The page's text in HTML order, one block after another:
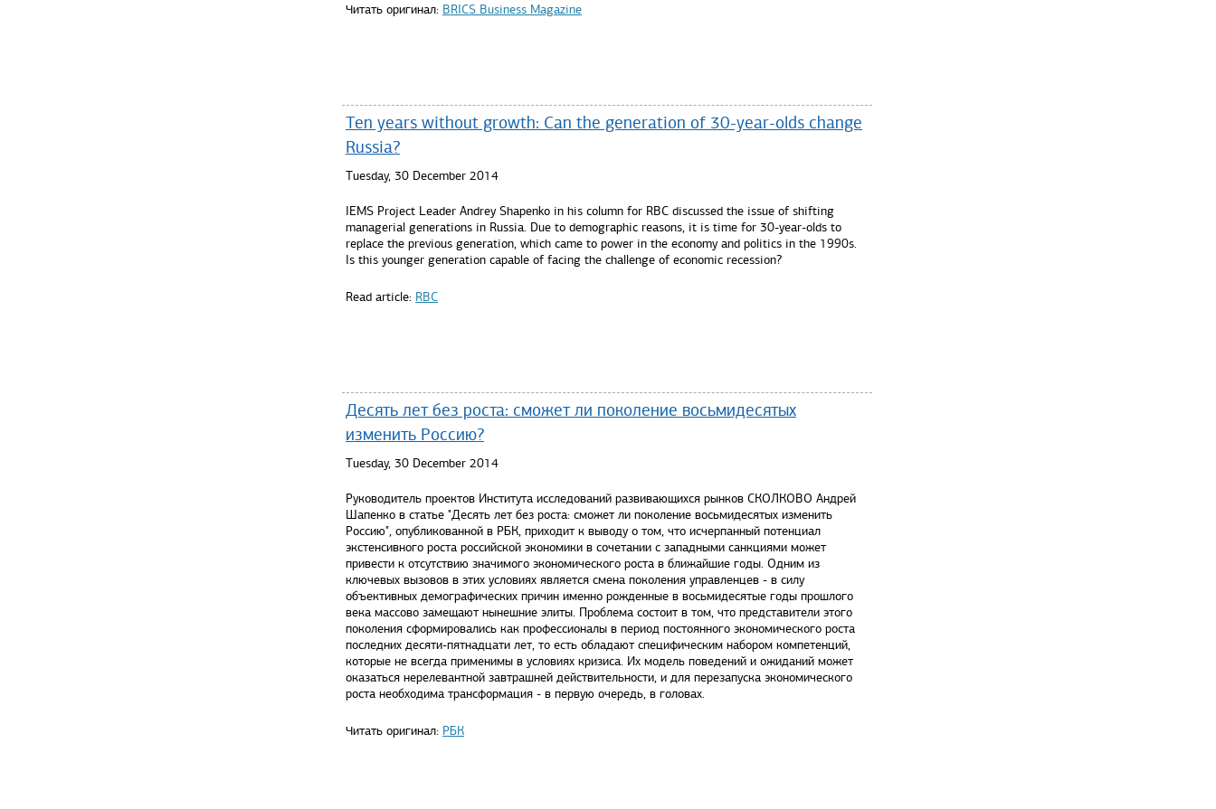
Читать оригинал: BRICS Business Magazine
Ten years without growth: Can the generation of 30-year-olds change
Russia?
Tuesday, 30 December 2014
IEMS Project Leader Andrey Shapenko in his column for RBC discussed the issue of shifting
managerial generations in Russia. Due to demographic reasons, it is time for 30-year-olds to
replace the previous generation, which came to power in the economy and politics in the 1990s.
Is this younger generation capable of facing the challenge of economic recession?
Read article: RBC
Десять лет без роста: сможет ли поколение восьмидесятых
изменить Россию?
Tuesday, 30 December 2014
Руководитель проектов Института исследований развивающихся рынков СКОЛКОВО Андрей
Шапенко в статье "Десять лет без роста: сможет ли поколение восьмидесятых изменить
Россию", опубликованной в РБК, приходит к выводу о том, что исчерпанный потенциал
экстенсивного роста российской экономики в сочетании с западными санкциями может
привести к отсутствию значимого экономического роста в ближайшие годы. Одним из
ключевых вызовов в этих условиях является смена поколения управленцев - в силу
объективных демографических причин именно рожденные в восьмидесятые годы прошлого
века массово замещают нынешние элиты. Проблема состоит в том, что представители этого
поколения сформировались как профессионалы в период постоянного экономического роста
последних десяти-пятнадцати лет, то есть обладают специфическим набором компетенций,
которые не всегда применимы в условиях кризиса. Их модель поведений и ожиданий может
оказаться нерелевантной завтрашней действительности, и для перезапуска экономического
роста необходима трансформация - в первую очередь, в головах.
Читать оригинал: РБК